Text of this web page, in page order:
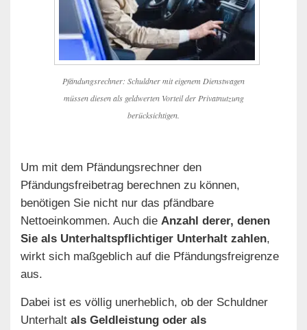
Pfändungsrechner: Schuldner mit eigenem Dienstwagen
müssen diesen als geldwerten Vorteil der Privatnutzung
berücksichtigen.
Um mit dem Pfändungsrechner den
Pfändungsfreibetrag berechnen zu können,
benötigen Sie nicht nur das pfändbare
Nettoeinkommen. Auch die Anzahl derer, denen
Sie als Unterhaltspflichtiger Unterhalt zahlen,
wirkt sich maßgeblich auf die Pfändungsfreigrenze
aus.
Dabei ist es völlig unerheblich, ob der Schuldner
Unterhalt als Geldleistung oder als